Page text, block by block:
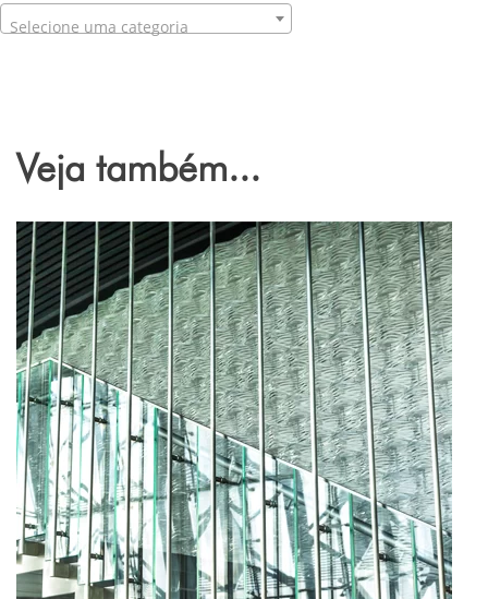
Selecione uma categoria
Veja também...